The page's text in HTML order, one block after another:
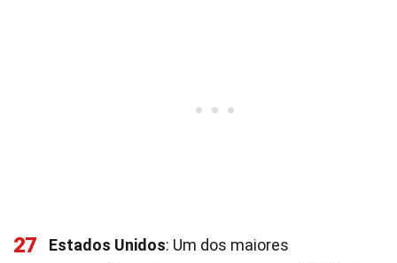
27 Estados Unidos: Um dos maiores